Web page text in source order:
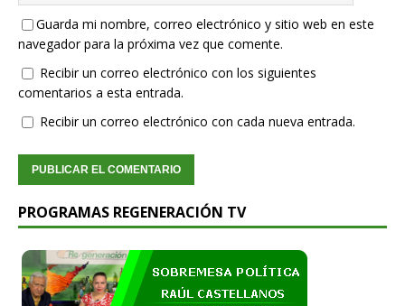
Guarda mi nombre, correo electrónico y sitio web en este
navegador para la próxima vez que comente.
Recibir un correo electrónico con los siguientes
comentarios a esta entrada.
Recibir un correo electrónico con cada nueva entrada.
PROGRAMAS REGENERACIÓN TV